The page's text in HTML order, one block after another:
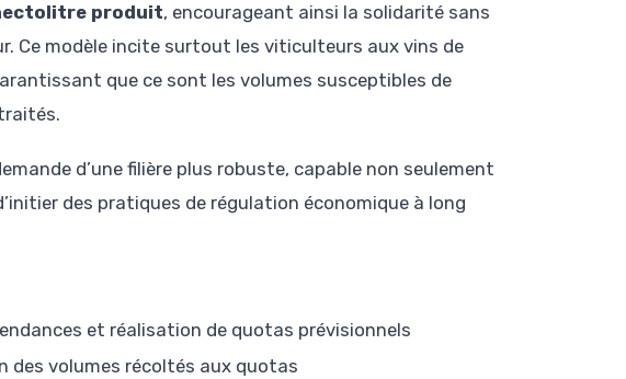
produit, encourageant ainsi la solidarité sans
Ce modèle incite surtout les viticulteurs aux vins de
que ce sont les volumes susceptibles de
d’une filière plus robuste, capable non seulement
des pratiques de régulation économique à long
et réalisation de quotas prévisionnels
des volumes récoltés aux quotas